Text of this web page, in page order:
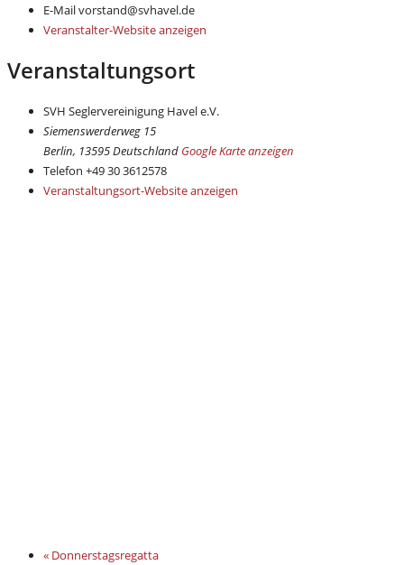
E-Mailvorstand@svhavel.de
Veranstalter-Website anzeigen
Veranstaltungsort
SVH Seglervereinigung Havel e.V.
Siemenswerderweg 15
Berlin, 13595Deutschland Google Karte anzeigen
Telefon +49 30 3612578
Veranstaltungsort-Website anzeigen
« Donnerstagsregatta